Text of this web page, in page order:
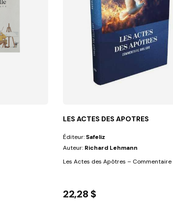
LES ACTES DES APOTRES
Éditeur:Safeliz
Auteur: Richard Lehmann
Les Actes des Apôtres – Commentaire
22,28 $